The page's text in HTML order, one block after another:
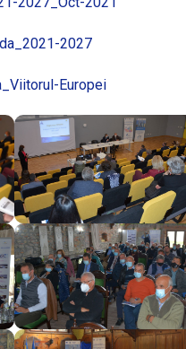
2027
Europei